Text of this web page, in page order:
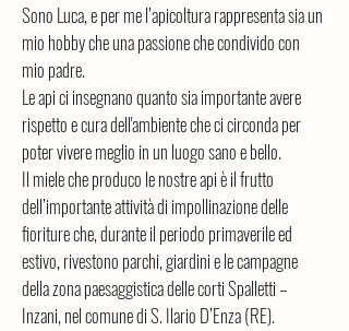
Sono Luca, e per me l’apicoltura rappresenta sia un
mio hobby che una passione che condivido con
mio padre.
Le api ci insegnano quanto sia importante avere
rispetto e cura dell'ambiente che ci circonda per
poter vivere meglio in un luogo sano e bello.
Il miele che produco le nostre api è il frutto
dell’importante attività di impollinazione delle
fioriture che, durante il periodo primaverile ed
estivo, rivestono parchi, giardini e le campagne
della zona paesaggistica delle corti Spalletti –
Inzani, nel comune di S. Ilario D’Enza (RE).